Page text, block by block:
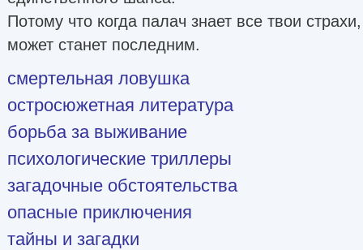
Потому что когда палач знает все твои
может станет последним.
смертельная ловушка
остросюжетная литература
борьба за выживание
психологические триллеры
загадочные обстоятельства
опасные приключения
тайны и загадки